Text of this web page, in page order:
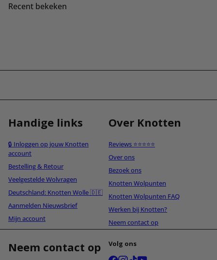
Recent bekeken
Handige links
🔒 Inloggen op jouw Knotten
account
Bestelling & Retour
Veelgestelde Wolvragen
Deutschland: Knotten Wolle 🇩🇪
Aanmelden Nieuwsbrief
Mijn account
Over Knotten
Reviews ⭐⭐⭐⭐⭐
Over ons
Bezoek ons
Knotten Wolpunten
Knotten Wolpunten FAQ
Werken bij Knotten?
Neem contact op
Neem contact op
Volg ons